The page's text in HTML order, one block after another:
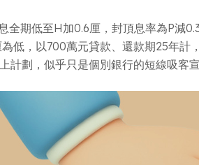
期低至H加0.6厘，封頂息率為P減
低，以700萬元貸款、還款期25年
劃，似乎只是個別銀行的短線吸客